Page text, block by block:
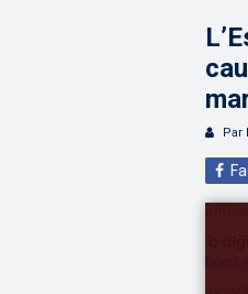
Par